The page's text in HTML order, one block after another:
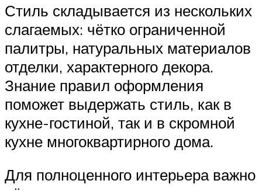
Стиль складывается из нескольких
слагаемых: чётко ограниченной
палитры, натуральных материалов
отделки, характерного декора.
Знание правил оформления
поможет выдержать стиль, как в
кухне-гостиной, так и в скромной
кухне многоквартирного дома.
Для полноценного интерьера важно